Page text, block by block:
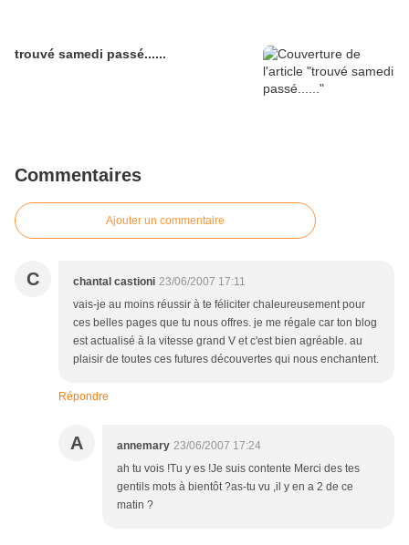
trouvé samedi passé......
Commentaires
Ajouter un commentaire
C chantal castioni 23/06/2007 17:11
vais-je au moins réussir à te féliciter chaleureusement pour
ces belles pages que tu nous offres. je me régale car ton blog
est actualisé à la vitesse grand V et c'est bien agréable. au
plaisir de toutes ces futures découvertes qui nous enchantent.
Répondre
A annemary 23/06/2007 17:24
ah tu vois !Tu y es !Je suis contente Merci des tes
gentils mots à bientôt ?as-tu vu ,il y en a 2 de ce
matin ?